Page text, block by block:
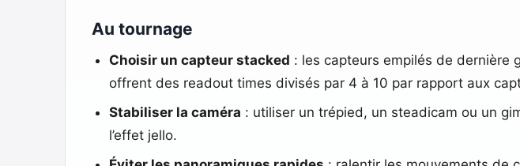
Au tournage
Choisir un capteur stacked : les capteurs empilés de dernière
offrent des readout times divisés par 4 à 10 par rapport aux
Stabiliser la caméra : utiliser un trépied, un steadicam ou un
l’effet jello.